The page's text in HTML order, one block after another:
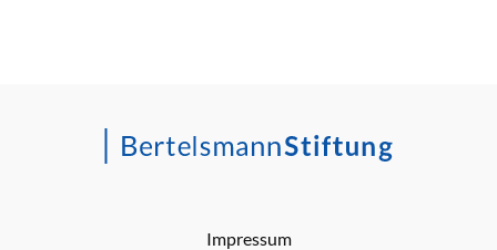
Impressum